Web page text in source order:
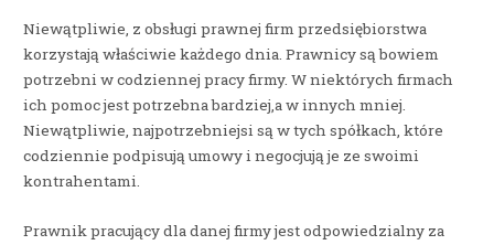
Niewątpliwie, z obsługi prawnej firm przedsiębiorstwa
korzystają właściwie każdego dnia. Prawnicy są bowiem
potrzebni w codziennej pracy firmy. W niektórych firmach
ich pomoc jest potrzebna bardziej,a w innych mniej.
Niewątpliwie, najpotrzebniejsi są w tych spółkach, które
codziennie podpisują umowy i negocjują je ze swoimi
kontrahentami.
Prawnik pracujący dla danej firmy jest odpowiedzialny za